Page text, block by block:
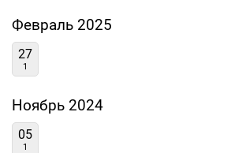
Февраль 2025
27
1
Ноябрь 2024
05
1